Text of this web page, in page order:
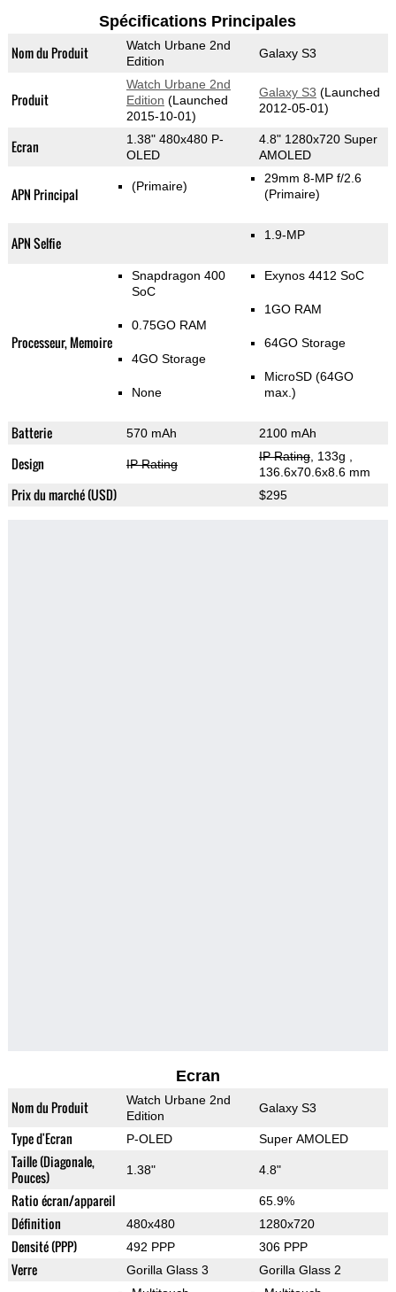
Spécifications Principales
Nom du Produit
Watch Urbane 2nd
Edition
Galaxy S3
Produit
Watch Urbane 2nd
Edition (Launched
2015-10-01)
Galaxy S3 (Launched
2012-05-01)
Ecran
1.38" 480x480 P-
OLED
4.8" 1280x720 Super
AMOLED
APN Principal (Primaire)
29mm 8-MP f/2.6
(Primaire)
APN Selfie 1.9-MP
Processeur, Memoire
Snapdragon 400
SoC
0.75GO RAM
4GO Storage
None
Exynos 4412 SoC
1GO RAM
64GO Storage
MicroSD (64GO
max.)
Batterie 570 mAh 2100 mAh
Design IP Rating
IP Rating, 133g
136.6x70.6x8.6 mm
Prix du marché (USD) $295
Ecran
Nom du Produit
Watch Urbane 2nd
Edition
Galaxy S3
Type d'Ecran P-OLED Super AMOLED
Taille (Diagonale,
Pouces)
1.38" 4.8"
Ratio écran/appareil 65.9%
Définition 480x480 1280x720
Densité (PPP) 492 PPP 306 PPP
Verre Gorilla Glass 3 Gorilla Glass 2